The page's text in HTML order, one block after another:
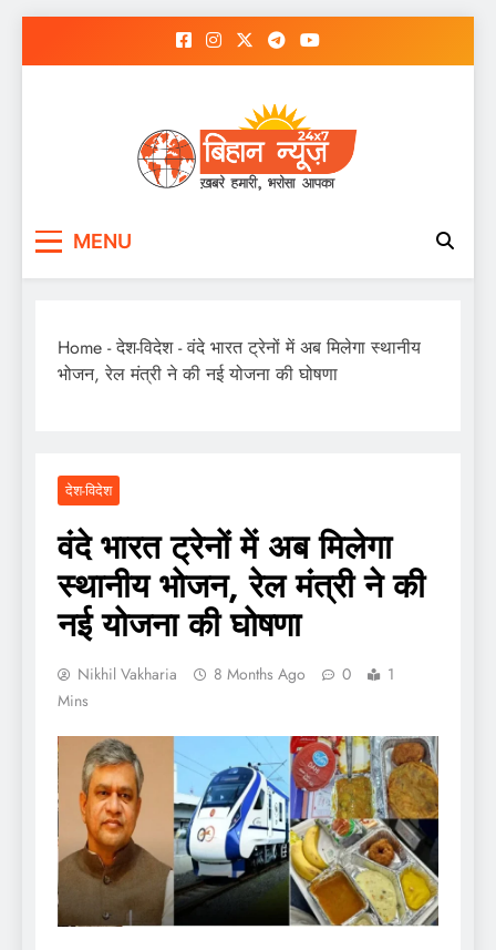
MENU
Home -देश-विदेश-वंदे भारत ट्रेनों में अब मिलेगा स्थानीय
भोजन, रेल मंत्री ने की नई योजना की घोषणा
देश-विदेश
वंदे भारत ट्रेनों में अब मिलेगा
स्थानीय भोजन, रेल मंत्री ने की
नई योजना की घोषणा
Nikhil Vakharia 8 Months Ago 0
1
Mins